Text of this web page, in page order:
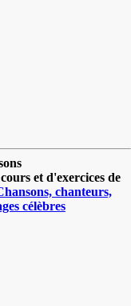
et d'exercices de
chanteurs,
célèbres